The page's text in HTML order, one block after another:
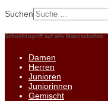
Suchen
Schnellzugriff auf alle Mannschaften
Damen
Herren
Junioren
Juniorinnen
Gemischt